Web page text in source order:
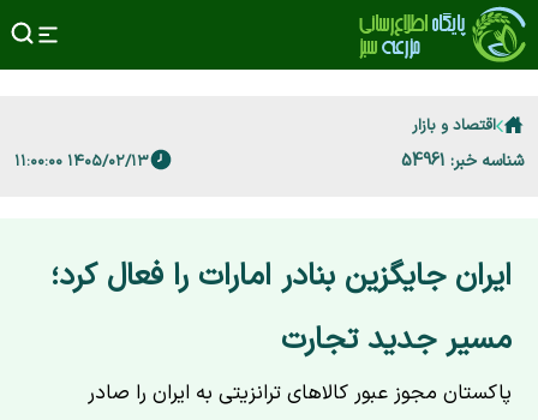
اقتصاد و بازار
شناسه خبر: 54961 ۱۴۰۵/۰۲/۱۳ ۱۱:۰۰:۰۰
ایران جایگزین بنادر امارات را فعال کرد؛
مسیر جدید تجارت
پاکستان مجوز عبور کالاهای ترانزیتی به ایران را صادر